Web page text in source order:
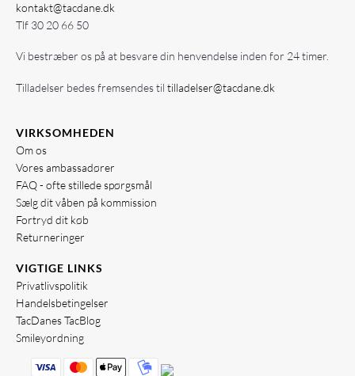
kontakt@tacdane.dk
Tlf 30 20 66 50
Vi bestræber os på at besvare din henvendelse inden for 24 timer.
Tilladelser bedes fremsendes til tilladelser@tacdane.dk
VIRKSOMHEDEN
Om os
Vores ambassadører
FAQ - ofte stillede spørgsmål
Sælg dit våben på kommission
Fortryd dit køb
Returneringer
VIGTIGE LINKS
Privatlivspolitik
Handelsbetingelser
TacDanes TacBlog
Smileyordning